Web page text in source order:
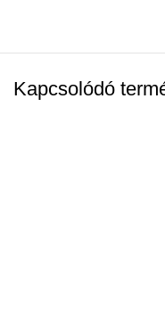
Kapcsolódó